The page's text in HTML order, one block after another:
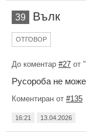
39 Вълк
ОТГОВОР
До коментар #27 от
Русороба не
Коментиран от #135
16:21 13.04.2026